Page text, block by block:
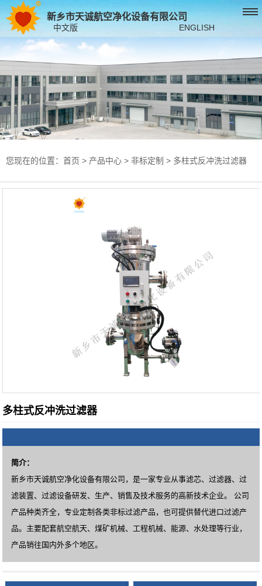
新乡市天诚航空净化设备有限公司
中文版 ENGLISH
您现在的位置： 首页 > 产品中心 > 非标定制 > 多柱式反冲洗过滤器
多柱式反冲洗过滤器
简介：
新乡市天诚航空净化设备有限公司，是一家专业从事滤芯、过滤器、过
滤装置、过滤设备研发、生产、销售及技术服务的高新技术企业。 公司
产品种类齐全，专业定制各类非标过滤产品，也可提供替代进口过滤产
品。主要配套航空航天、煤矿机械、工程机械、能源、水处理等行业，
产品销往国内外多个地区。